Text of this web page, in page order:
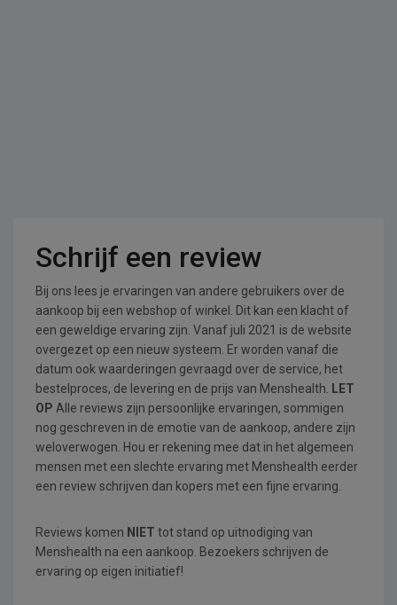
Schrijf een review
Bij ons lees je ervaringen van andere gebruikers over de
aankoop bij een webshop of winkel. Dit kan een klacht of
een geweldige ervaring zijn. Vanaf juli 2021 is de website
overgezet op een nieuw systeem. Er worden vanaf die
datum ook waarderingen gevraagd over de service, het
bestelproces, de levering en de prijs van Menshealth.
LET
OP Alle reviews zijn persoonlijke ervaringen, sommigen
nog geschreven in de emotie van de aankoop, andere zijn
weloverwogen. Hou er rekening mee dat in het algemeen
mensen met een slechte ervaring met Menshealth eerder
een review schrijven dan kopers met een fijne ervaring.
Reviews komen NIET tot stand op uitnodiging van
Menshealth na een aankoop. Bezoekers schrijven de
ervaring op eigen initiatief!